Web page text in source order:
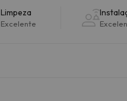
Limpeza
Excelente